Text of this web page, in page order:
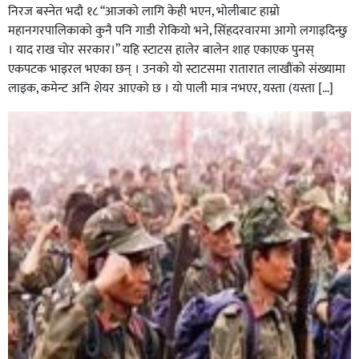
निरज बस्नेत भदाै १८ “आजको लागि केही भएन, भोलीबाट हाम्रो
महानगरपालिकाको कुनै पनि गाडी रोकियो भने, सिंहदरवारमा आगो लगाइदिन्छु
। याद राख चोर सरकार।” यहि स्टाटस हालेर बालेन शाह एकाएक पुनस्
एकपटक भाइरल भएका छन् । उनको यो स्टाटसमा रातारात लाखौंको संख्यामा
लाइक, कमेन्ट अनि शेयर आएको छ । यो पाली मात्र नभएर, यस्ता (यस्ता […]